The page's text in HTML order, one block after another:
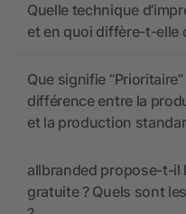
Quelle technique
et en quoi diffère-t-elle
Que signifie
différence entre la
et la production
allbranded propose-t-il
gratuite ? Quels sont